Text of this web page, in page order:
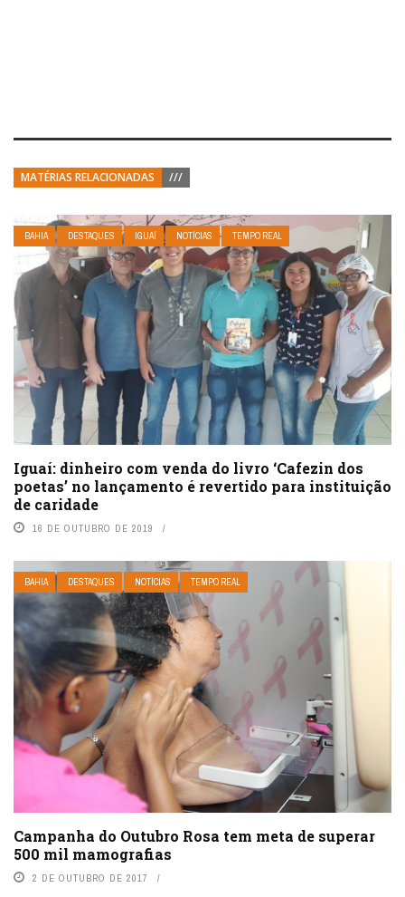
MATÉRIAS RELACIONADAS ///
BAHIA DESTAQUES IGUAÍ NOTÍCIAS TEMPO REAL
Iguaí: dinheiro com venda do livro ‘Cafezin dos
poetas’ no lançamento é revertido para instituição
de caridade
16 DE OUTUBRO DE 2019
BAHIA DESTAQUES NOTÍCIAS TEMPO REAL
Campanha do Outubro Rosa tem meta de superar
500 mil mamografias
2 DE OUTUBRO DE 2017